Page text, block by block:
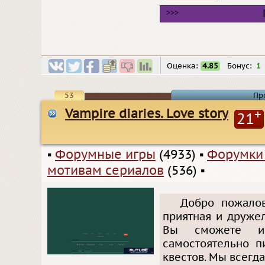
>>>
Оценка: 4.85 Бонус: 1
53
Vampire diaries. Love story 21+
▪ Форумные игры (4933) ▪
мотивам сериалов (536) ▪
Добро
приятная и
Вы сможете
самостоятельно
квестов. Мы